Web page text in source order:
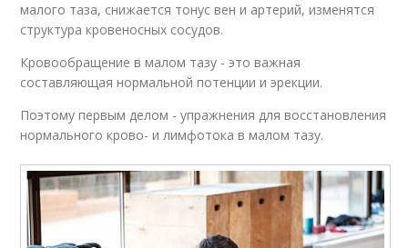
малого таза, снижается тонус вен и артерий, изменятся
структура кровеносных сосудов.
Кровообращение в малом тазу - это важная
составляющая нормальной потенции и эрекции.
Поэтому первым делом - упражнения для восстановления
нормального крово- и лимфотока в малом тазу.